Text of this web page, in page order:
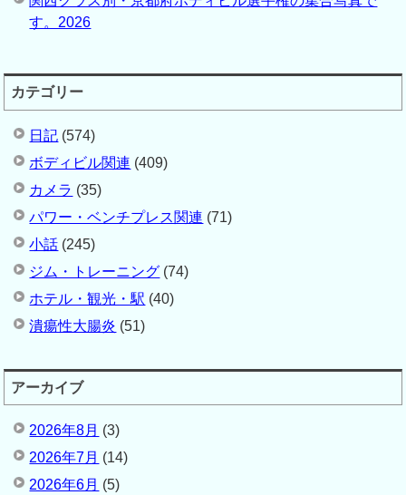
す。2026
カテゴリー
日記 (574)
ボディビル関連 (409)
カメラ (35)
パワー・ベンチプレス関連 (71)
小話 (245)
ジム・トレーニング (74)
ホテル・観光・駅 (40)
潰瘍性大腸炎 (51)
アーカイブ
2026年8月 (3)
2026年7月 (14)
2026年6月 (5)